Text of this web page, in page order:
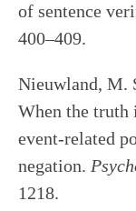
of sentence
400–409.
Nieuwland, M.
When the truth
event-related
negation.
1218.